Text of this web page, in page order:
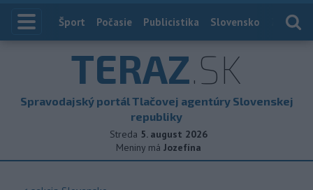
Index
Šport Počasie Publicistika Slovensko
TERAZ.SK
Spravodajský portál Tlačovej agentúry Slovenskej
republiky
Streda 5. august 2026
Meniny má Jozefína